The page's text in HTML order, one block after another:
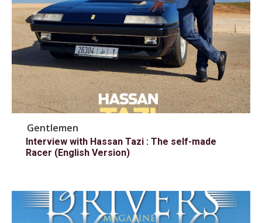
Gentlemen
Interview with Hassan Tazi : The self-made
Racer (English Version)